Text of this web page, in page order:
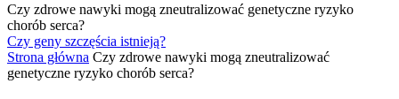
Czy zdrowe nawyki mogą zneutralizować genetyczne ryzyko
chorób serca?
Czy geny szczęścia istnieją?
Strona główna Czy zdrowe nawyki mogą zneutralizować
genetyczne ryzyko chorób serca?